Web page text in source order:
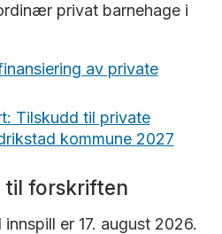
privat barnehage i
av private
Tilskudd til private
kommune 2027
til forskriften
er 17. august 2026.